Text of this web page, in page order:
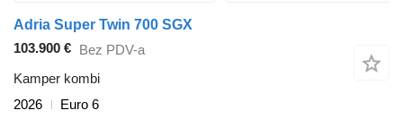
Adria Super Twin 700 SGX
103.900 € Bez PDV-a
Kamper kombi
2026
Euro 6